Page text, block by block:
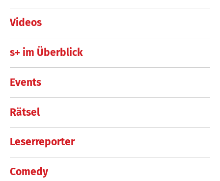
Videos
s+ im Überblick
Events
Rätsel
Leserreporter
Comedy